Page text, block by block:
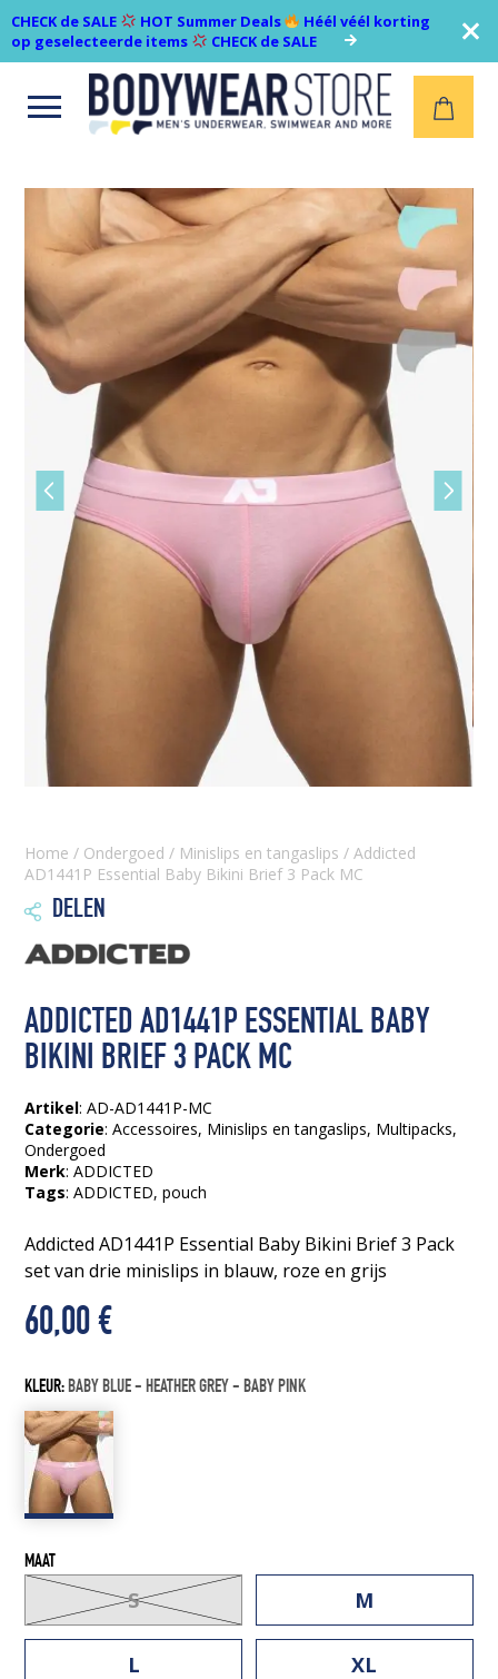
CHECK de SALE HOT Summer Deals
Héél véél korting
op geselecteerde items
CHECK de SALE
Open
Vorige
slide
slide
Home / Ondergoed / Minislips en tangaslips / Addicted
AD1441P Essential Baby Bikini Brief 3 Pack MC
 DELEN
ADDICTED AD1441P ESSENTIAL BABY
BIKINI BRIEF 3 PACK MC
Artikel: AD-AD1441P-MC
Categorie:Accessoires, Minislips en tangaslips, Multipacks,
Ondergoed
Merk: ADDICTED
Tags:ADDICTED, pouch
Addicted AD1441P Essential Baby Bikini Brief 3 Pack
set van drie minislips in blauw, roze en grijs
60,00€
KLEUR:BABY BLUE - HEATHER GREY - BABY PINK
MAAT
S M
L XL